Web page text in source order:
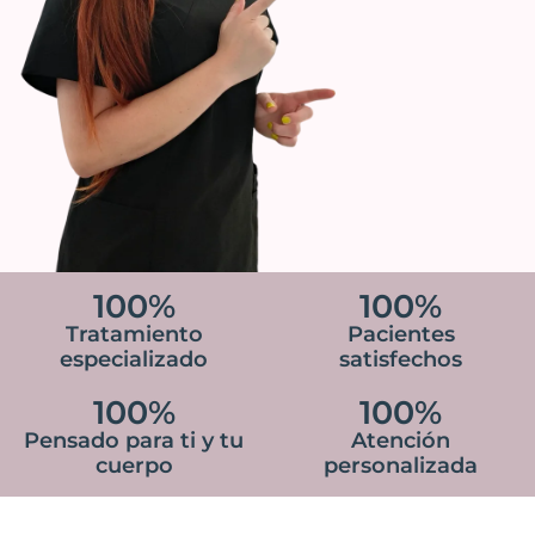
Tratamiento
especializado
100%
Pacientes
satisfechos
100%
Pensado para ti y tu
cuerpo
100%
Atención
personalizada
100%